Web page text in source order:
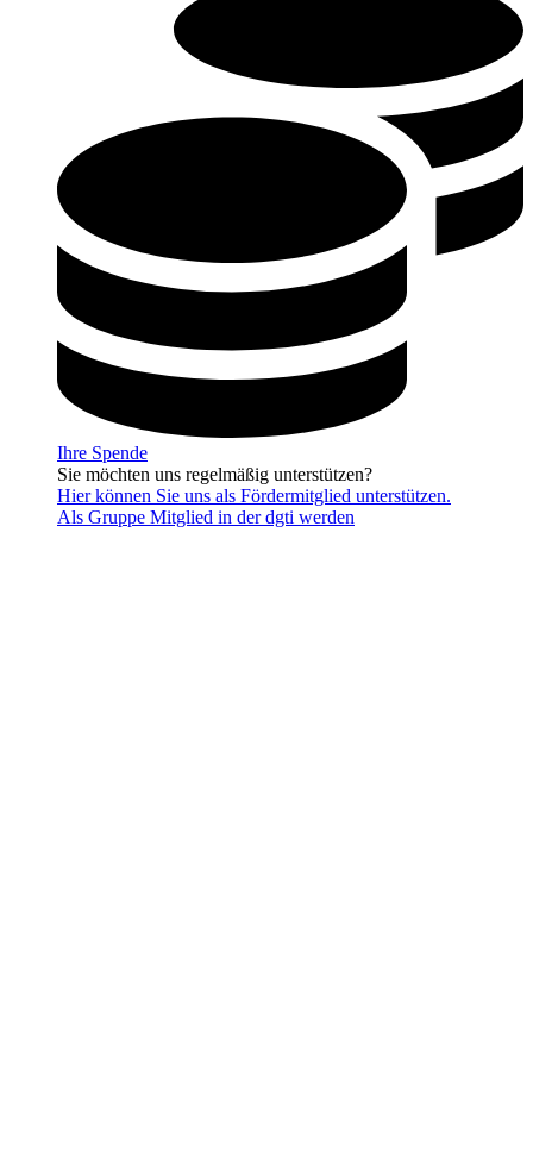
Ihre Spende
Sie möchten uns regelmäßig unterstützen?
Hier können Sie uns als Fördermitglied unterstützen.
Als Gruppe Mitglied in der dgti werden